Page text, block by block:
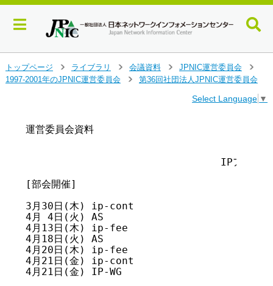
イ
トップページ
>
ライブラリ
>
会議資料
>
JPNIC運営委員会
>
1997-2001年のJPNIC運営委員会
第36回社団法人JPNIC運営委員会
Select Language ▼
運営委員会資料
IPアドレス
[部会開催]
3月30日(木) ip-cont
4月 4日(火) AS
4月13日(木) ip-fee
4月18日(火) AS
4月20日(木) ip-fee
4月21日(金) ip-cont
4月21日(金) IP-WG